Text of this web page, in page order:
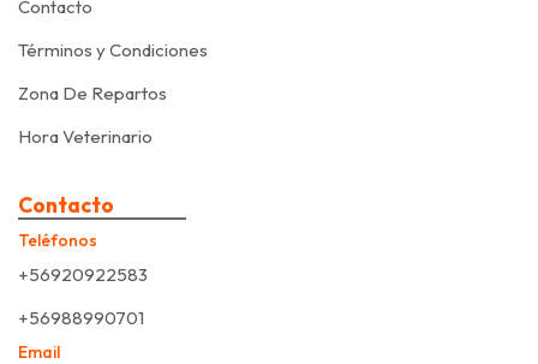
Contacto
Términos y Condiciones
Zona De Repartos
Hora Veterinario
Contacto
Teléfonos
+56920922583
+56988990701
Email